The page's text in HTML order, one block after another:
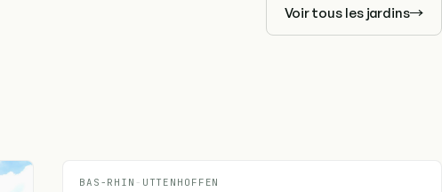
Voir tous les jardins
BAS-RHIN - UTTENHOFFEN